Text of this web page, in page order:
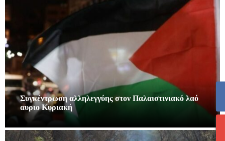
Συγκέντρωση αλληλεγγύης στον Παλαιστινιακό λαό
αυριο Κυριακή